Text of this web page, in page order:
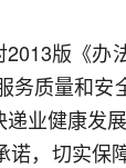
版《办
务质量和
业健康发
，切实保